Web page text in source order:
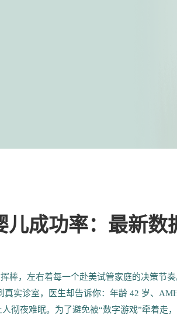
儿成功率：最新数
棒，左右着每一个赴美试管家庭的决策节
真实诊室，医生却告诉你：年龄 42 岁、
彻夜难眠。为了避免被“数字游戏”牵着走